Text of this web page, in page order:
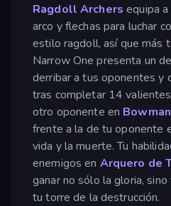
Ragdoll Archersequipa
arco y flechas para luchar
estilo ragdoll, así que más
Narrow One presenta un
derribar a tus oponentes y
tras completar 14
otro oponente en Bowman
frente a la de tu oponente
vida y la muerte. Tu
enemigos en Arquero de
ganar no sólo la gloria,
tu torre de la destrucción.